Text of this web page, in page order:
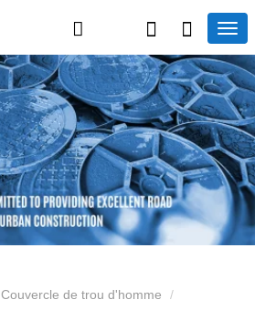
Couvercle de trou d'homme